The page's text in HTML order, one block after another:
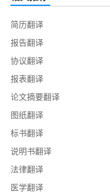
简历翻译
报告翻译
协议翻译
报表翻译
论文摘要翻译
图纸翻译
标书翻译
说明书翻译
法律翻译
医学翻译